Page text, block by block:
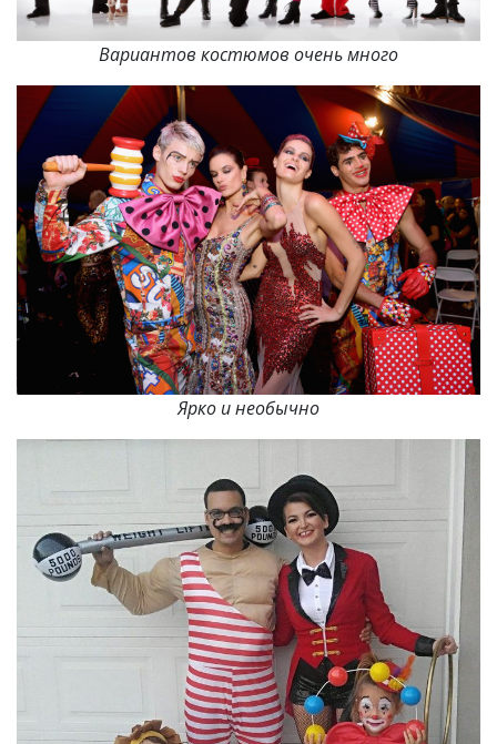
Вариантов костюмов очень много
Ярко и необычно